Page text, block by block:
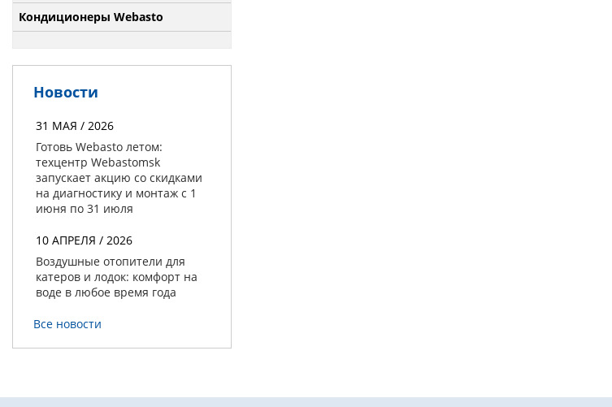
Кондиционеры Webasto
Новости
31 МАЯ / 2026
Готовь Webasto летом:
техцентр Webastomsk
запускает акцию со скидками
на диагностику и монтаж с 1
июня по 31 июля
10 АПРЕЛЯ / 2026
Воздушные отопители для
катеров и лодок: комфорт на
воде в любое время года
Все новости